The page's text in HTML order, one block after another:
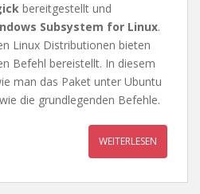
bereitgestellt und
Subsystem for Linux.
Linux Distributionen bieten
Befehl bereistellt. In diesem
man das Paket unter Ubuntu
die grundlegenden Befehle.
WEITERLESEN